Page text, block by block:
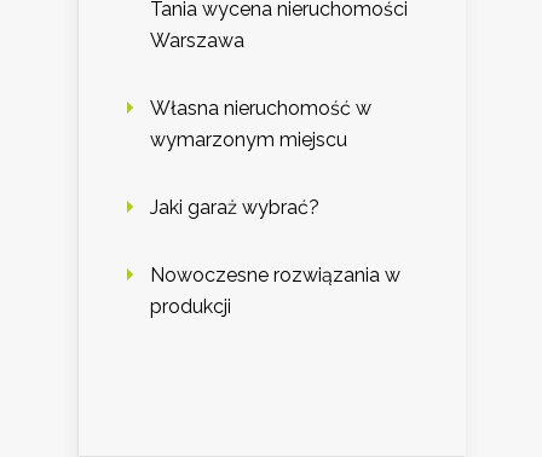
Tania wycena nieruchomości
Warszawa
Własna nieruchomość w
wymarzonym miejscu
Jaki garaż wybrać?
Nowoczesne rozwiązania w
produkcji